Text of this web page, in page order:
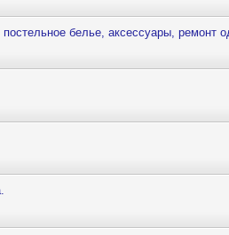
белье, аксессуары, ремонт